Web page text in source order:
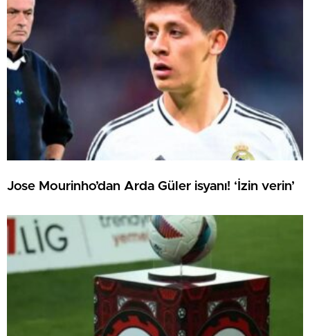
Jose Mourinho’dan Arda Güler isyanı! ‘İzin verin’